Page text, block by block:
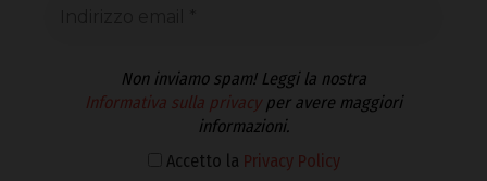
Non inviamo spam! Leggi la nostra
Informativa sulla privacyper avere maggiori
informazioni.
Accetto la Privacy Policy